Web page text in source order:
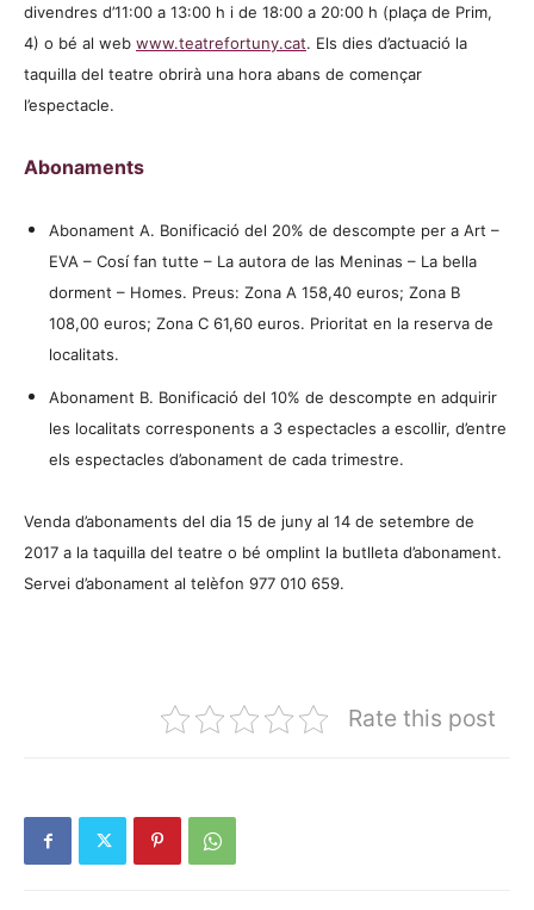
divendres d’11:00 a 13:00 h i de 18:00 a 20:00 h (plaça de Prim,
4) o bé al web www.teatrefortuny.cat. Els dies d’actuació la
taquilla del teatre obrirà una hora abans de començar
l’espectacle.
Abonaments
Abonament A. Bonificació del 20% de descompte per a Art –
EVA – Cosí fan tutte – La autora de las Meninas – La bella
dorment – Homes. Preus: Zona A 158,40 euros; Zona B
108,00 euros; Zona C 61,60 euros. Prioritat en la reserva de
localitats.
Abonament B. Bonificació del 10% de descompte en adquirir
les localitats corresponents a 3 espectacles a escollir, d’entre
els espectacles d’abonament de cada trimestre.
Venda d’abonaments del dia 15 de juny al 14 de setembre de
2017 a la taquilla del teatre o bé omplint la butlleta d’abonament.
Servei d’abonament al telèfon 977 010 659.
Rate this post